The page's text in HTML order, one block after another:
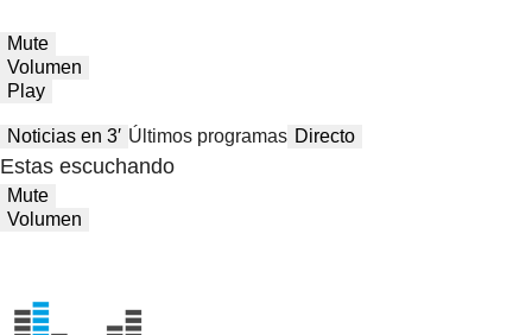
Mute
Volumen
Play
Noticias en 3′ Últimos programas Directo
Estas escuchando
Mute
Volumen